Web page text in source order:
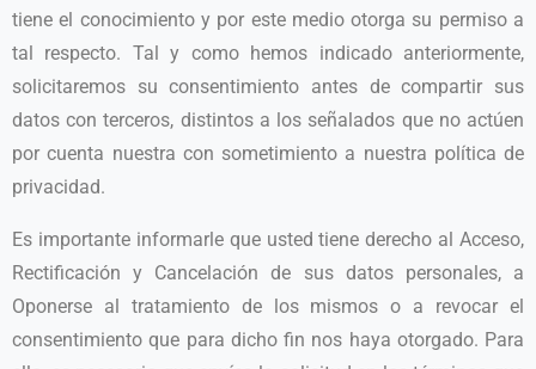
tiene el conocimiento y por este medio otorga su permiso a
tal respecto. Tal y como hemos indicado anteriormente,
solicitaremos su consentimiento antes de compartir sus
datos con terceros, distintos a los señalados que no actúen
por cuenta nuestra con sometimiento a nuestra política de
privacidad.
Es importante informarle que usted tiene derecho al Acceso,
Rectificación y Cancelación de sus datos personales, a
Oponerse al tratamiento de los mismos o a revocar el
consentimiento que para dicho fin nos haya otorgado. Para